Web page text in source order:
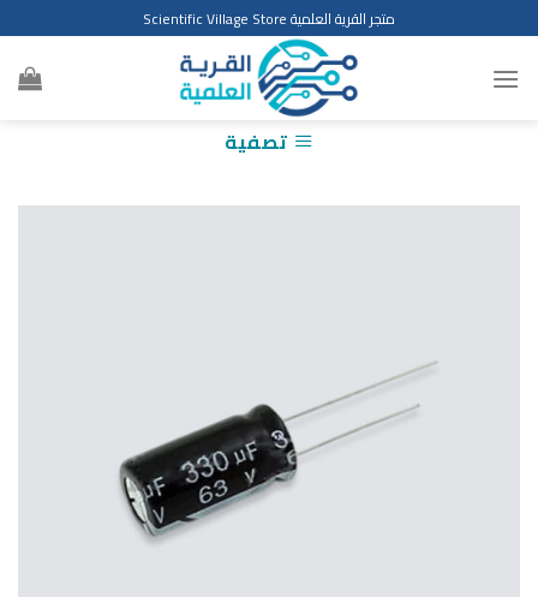
to
content
متجر القرية العلمية Scientific Village Store
تصفية